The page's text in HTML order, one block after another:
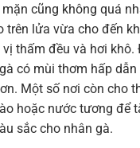
cũng không quá
trên lửa vừa cho đến
vị thấm đều và hơi khô.
có mùi thơm hấp
Một số nơi còn cho
hoặc nước tương để
sắc cho nhân gà.